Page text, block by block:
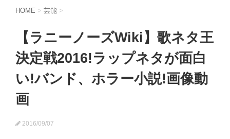
HOME > 芸能 >
【ラニーノーズWiki】歌ネタ王
決定戦2016!ラップネタが面白
い!バンド、ホラー小説!画像動
画
2016/09/07